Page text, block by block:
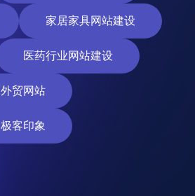
家居家具网站建设
医药行业网站建设
外贸网站
极客印象